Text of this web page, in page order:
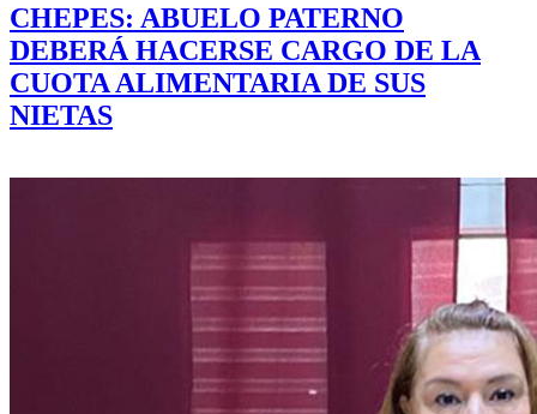
CHEPES: ABUELO PATERNO
DEBERÁ HACERSE CARGO DE LA
CUOTA ALIMENTARIA DE SUS
NIETAS